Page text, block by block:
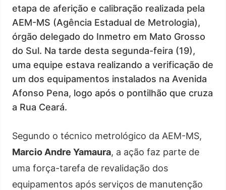
etapa de aferição e calibração realizada pela
AEM-MS (Agência Estadual de Metrologia),
órgão delegado do Inmetro em Mato Grosso
do Sul. Na tarde desta segunda-feira (19),
uma equipe estava realizando a verificação de
um dos equipamentos instalados na Avenida
Afonso Pena, logo após o pontilhão que cruza
a Rua Ceará.
Segundo o técnico metrológico da AEM-MS,
Marcio Andre Yamaura, a ação faz parte de
uma força-tarefa de revalidação dos
equipamentos após serviços de manutenção